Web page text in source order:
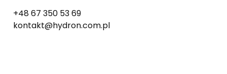
+48 67 350 53 69
kontakt@hydron.com.pl